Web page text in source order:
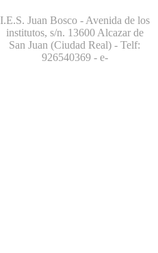
I.E.S. Juan Bosco - Avenida de los
institutos, s/n. 13600 Alcazar de
San Juan (Ciudad Real) - Telf:
926540369- e-